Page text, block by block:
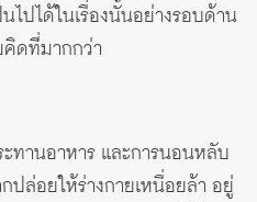
ปได้ในเรื่องนั้นอย่างรอบด้าน
คิดที่มากกว่า
ทานอาหาร และการนอนหลับ
ปล่อยให้ร่างกายเหนื่อยล้า อยู่